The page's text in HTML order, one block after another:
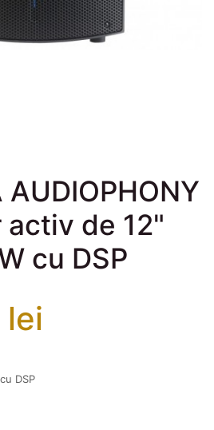
AUDIOPHONY
activ de 12"
cu DSP
lei
DSP